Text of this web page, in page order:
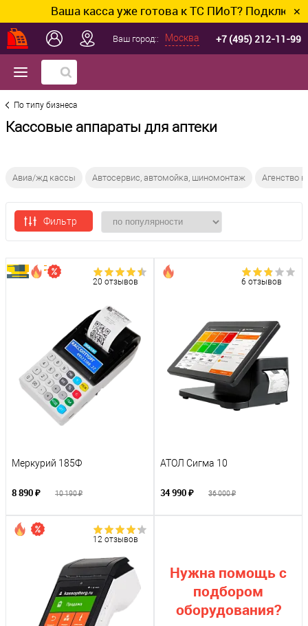
Ваша касса уже готова к ТС ПИоТ? Подключим и ✕
Ваш город:: Москва +7 (495) 212-11-99
По типу бизнеса
Кассовые аппараты для аптеки
Авиа/жд кассы Автосервис, автомойка, шиномонтаж Агенство
Фильтр
20 отзывов
Меркурий 185Ф
8 890 ₽ 10 190 ₽
6 отзывов
АТОЛ Сигма 10
34 990 ₽ 36 000 ₽
12 отзывов
Нужна помощь с
подбором
оборудования?